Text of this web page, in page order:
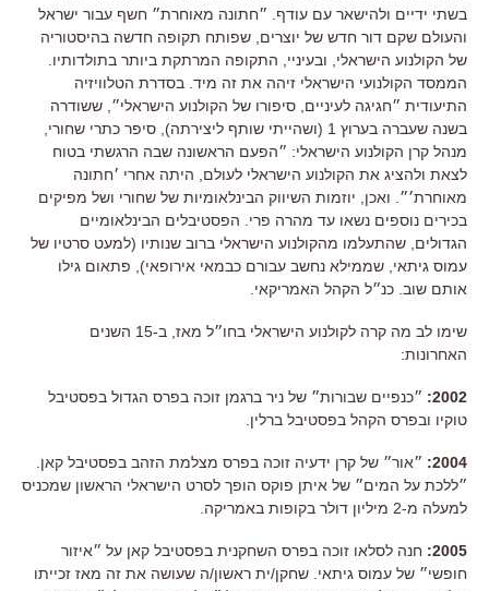
בשתי ידיים ולהישאר עם עודף. ״חתונה מאוחרת״ חשף עבור ישראל
והעולם שקם דור חדש של יוצרים, שפותח תקופה חדשה בהיסטוריה
של הקולנוע הישראלי, ובעיניי, התקופה המרתקת ביותר בתולדותיו.
הממסד הקולנועי הישראלי זיהה את זה מיד. בסדרת הטלוויזיה
התיעודית ״חגיגה לעיניים, סיפורו של הקולנוע הישראלי״, ששודרה
בשנה שעברה בערוץ 1 (ושהייתי שותף ליצירתה), סיפר כתרי שחורי,
מנהל קרן הקולנוע הישראלי: ״הפעם הראשונה שבה הרגשתי בטוח
לצאת ולהציג את הקולנוע הישראלי לעולם, היתה אחרי ׳חתונה
מאוחרת׳״. ואכן, יוזמות השיווק הבינלאומיות של שחורי ושל מפיקים
בכירים נוספים נשאו עד מהרה פרי. הפסטיבלים הבינלאומיים
הגדולים, שהתעלמו מהקולנוע הישראלי ברוב שנותיו (למעט סרטיו של
עמוס גיתאי, שממילא נחשב עבורם כבמאי אירופאי), פתאום גילו
אותם שוב. כנ״ל הקהל האמריקאי.
שימו לב מה קרה לקולנוע הישראלי בחו״ל מאז, ב-15 השנים
האחרונות:
2002:
״כנפיים שבורות״ של ניר ברגמן זוכה בפרס הגדול בפסטיבל
טוקיו ובפרס הקהל בפסטיבל ברלין.
2004:
״אור״ של קרן ידעיה זוכה בפרס מצלמת הזהב בפסטיבל קאן.
״ללכת על המים״ של איתן פוקס הופך לסרט הישראלי הראשון שמכניס
למעלה מ-2 מיליון דולר בקופות באמריקה.
2005:
חנה לסלאו זוכה בפרס השחקנית בפסטיבל קאן על ״איזור
חופשי״ של עמוס גיתאי. שחקן/ית ראשון/ה שעושה את זה מאז זכייתו